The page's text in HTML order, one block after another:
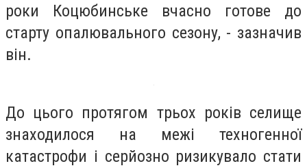
роки Коцюбинське вчасно готове до
старту опалювального сезону, - зазначив
він.
До цього протягом трьох років селище
знаходилося на межі техногенної
катастрофи і серйозно ризикувало стати